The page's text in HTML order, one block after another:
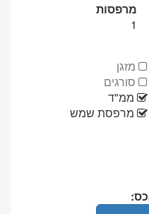
מרפסות
1
אין
מזגן
אין
סורגים
יש
ממ"ד
יש
מרפסת שמש